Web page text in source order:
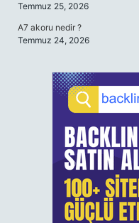
Temmuz 25, 2026
A7 akoru nedir ?
Temmuz 24, 2026